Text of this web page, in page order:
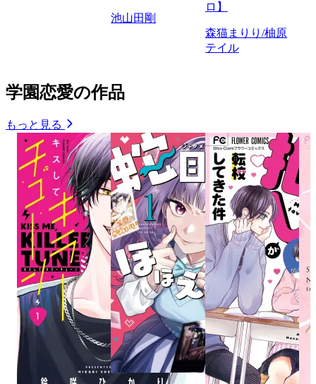
池山田剛
ロ】
森猫まりり/柚原
テイル
学園恋愛の作品
もっと見る